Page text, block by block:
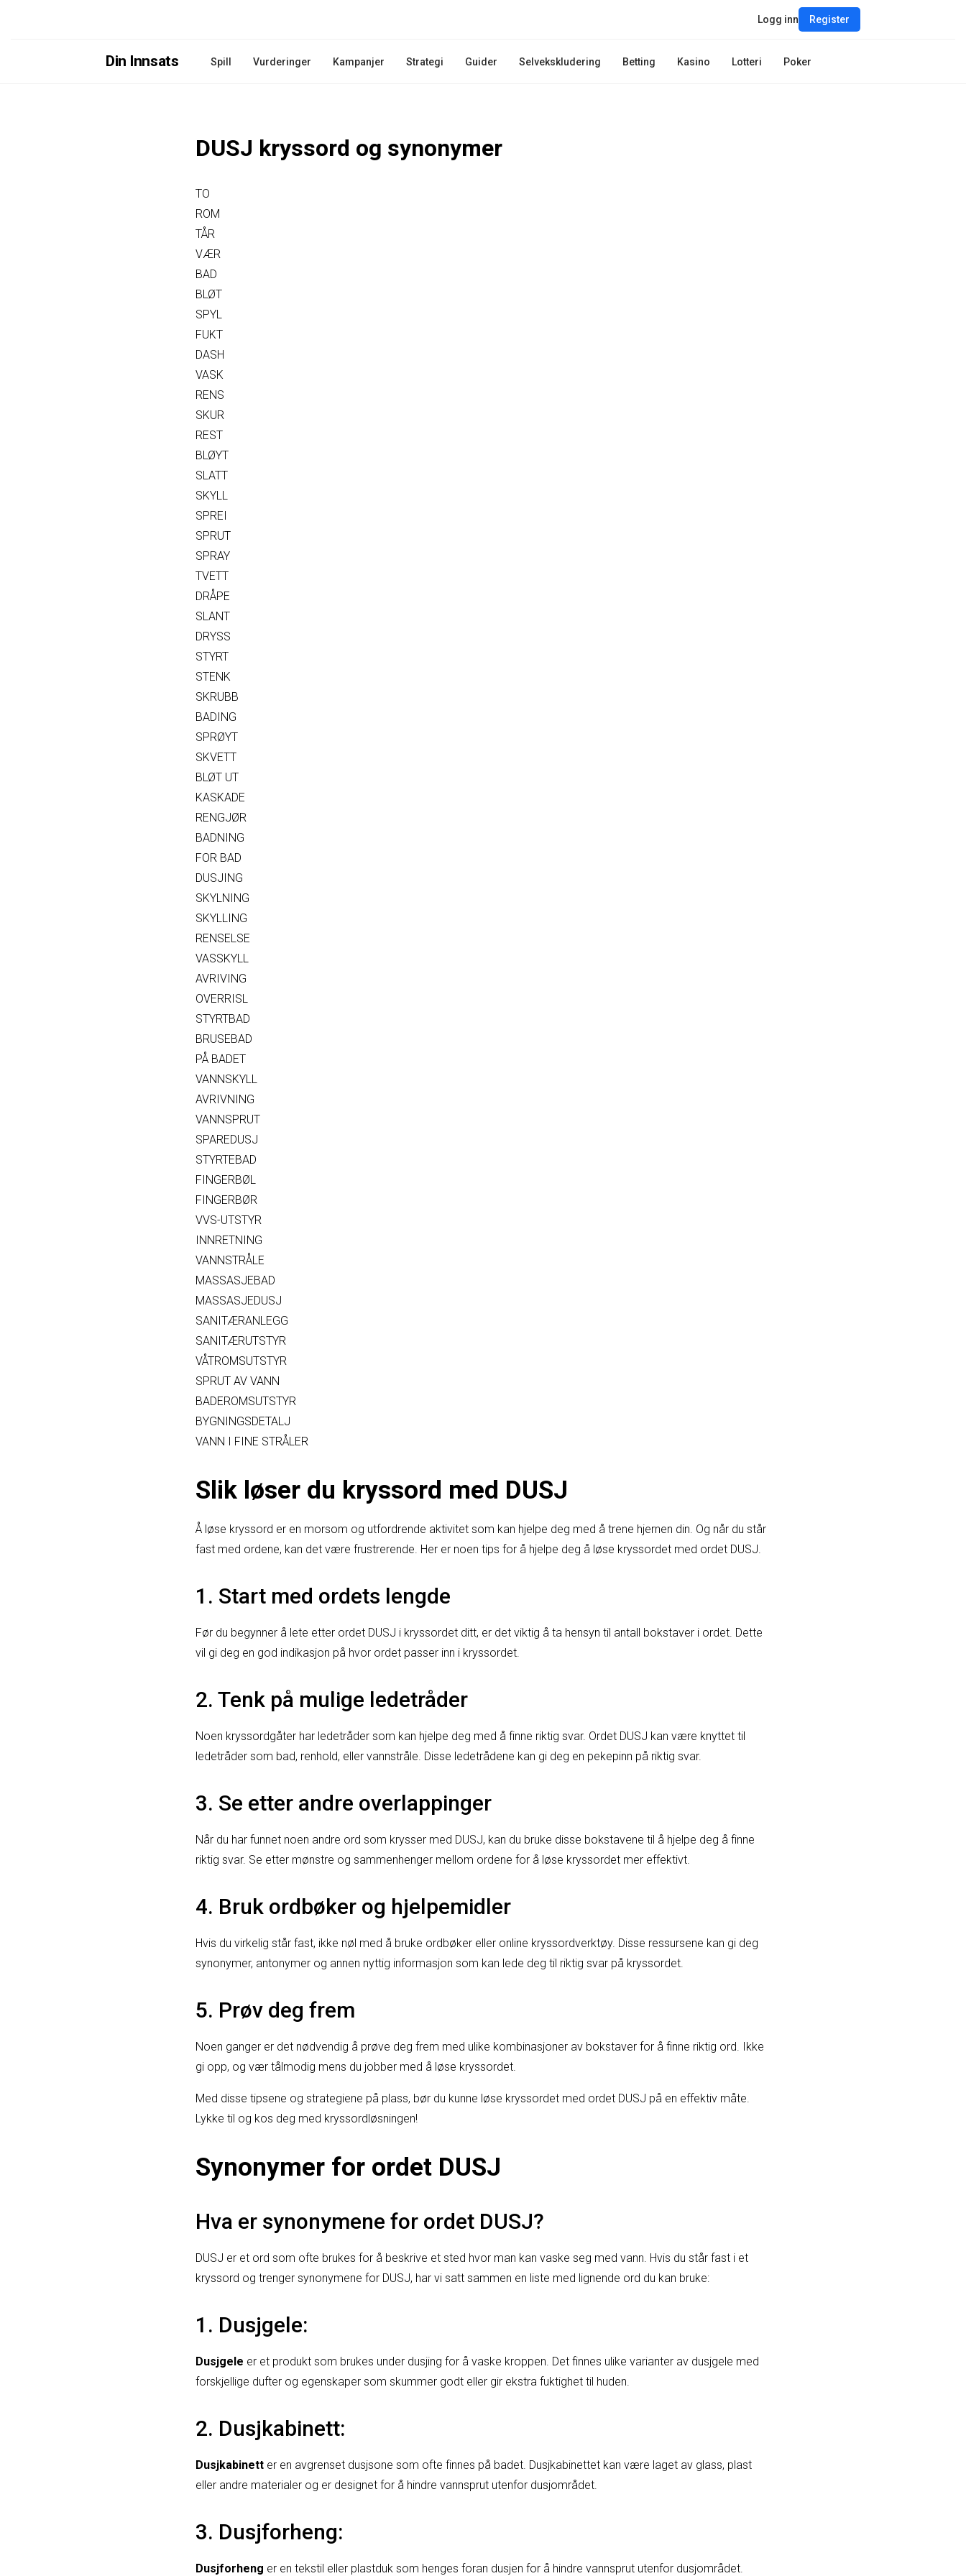
Din Innsats Spill Vurderinger Kampanjer Strategi Guider Selvekskludering Betting Kasino Lotteri Poker
Logg inn Register
DUSJ kryssord og synonymer
TO
ROM
TÅR
VÆR
BAD
BLØT
SPYL
FUKT
DASH
VASK
RENS
SKUR
REST
BLØYT
SLATT
SKYLL
SPREI
SPRUT
SPRAY
TVETT
DRÅPE
SLANT
DRYSS
STYRT
STENK
SKRUBB
BADING
SPRØYT
SKVETT
BLØT UT
KASKADE
RENGJØR
BADNING
FOR BAD
DUSJING
SKYLNING
SKYLLING
RENSELSE
VASSKYLL
AVRIVING
OVERRISL
STYRTBAD
BRUSEBAD
PÅ BADET
VANNSKYLL
AVRIVNING
VANNSPRUT
SPAREDUSJ
STYRTEBAD
FINGERBØL
FINGERBØR
VVS-UTSTYR
INNRETNING
VANNSTRÅLE
MASSASJEBAD
MASSASJEDUSJ
SANITÆRANLEGG
SANITÆRUTSTYR
VÅTROMSUTSTYR
SPRUT AV VANN
BADEROMSUTSTYR
BYGNINGSDETALJ
VANN I FINE STRÅLER
Slik løser du kryssord med DUSJ
Å løse kryssord er en morsom og utfordrende aktivitet som kan hjelpe deg med å trene hjernen din. Og når du står
fast med ordene, kan det være frustrerende. Her er noen tips for å hjelpe deg å løse kryssordet med ordet DUSJ.
1. Start med ordets lengde
Før du begynner å lete etter ordet DUSJ i kryssordet ditt, er det viktig å ta hensyn til antall bokstaver i ordet. Dette
vil gi deg en god indikasjon på hvor ordet passer inn i kryssordet.
2. Tenk på mulige ledetråder
Noen kryssordgåter har ledetråder som kan hjelpe deg med å finne riktig svar. Ordet DUSJ kan være knyttet til
ledetråder som bad, renhold, eller vannstråle. Disse ledetrådene kan gi deg en pekepinn på riktig svar.
3. Se etter andre overlappinger
Når du har funnet noen andre ord som krysser med DUSJ, kan du bruke disse bokstavene til å hjelpe deg å finne
riktig svar. Se etter mønstre og sammenhenger mellom ordene for å løse kryssordet mer effektivt.
4. Bruk ordbøker og hjelpemidler
Hvis du virkelig står fast, ikke nøl med å bruke ordbøker eller online kryssordverktøy. Disse ressursene kan gi deg
synonymer, antonymer og annen nyttig informasjon som kan lede deg til riktig svar på kryssordet.
5. Prøv deg frem
Noen ganger er det nødvendig å prøve deg frem med ulike kombinasjoner av bokstaver for å finne riktig ord. Ikke
gi opp, og vær tålmodig mens du jobber med å løse kryssordet.
Med disse tipsene og strategiene på plass, bør du kunne løse kryssordet med ordet DUSJ på en effektiv måte.
Lykke til og kos deg med kryssordløsningen!
Synonymer for ordet DUSJ
Hva er synonymene for ordet DUSJ?
DUSJ er et ord som ofte brukes for å beskrive et sted hvor man kan vaske seg med vann. Hvis du står fast i et
kryssord og trenger synonymene for DUSJ, har vi satt sammen en liste med lignende ord du kan bruke:
1. Dusjgele:
Dusjgele er et produkt som brukes under dusjing for å vaske kroppen. Det finnes ulike varianter av dusjgele med
forskjellige dufter og egenskaper som skummer godt eller gir ekstra fuktighet til huden.
2. Dusjkabinett:
Dusjkabinett er en avgrenset dusjsone som ofte finnes på badet. Dusjkabinettet kan være laget av glass, plast
eller andre materialer og er designet for å hindre vannsprut utenfor dusjområdet.
3. Dusjforheng:
Dusjforheng er en tekstil eller plastduk som henges foran dusjen for å hindre vannsprut utenfor dusjområdet.